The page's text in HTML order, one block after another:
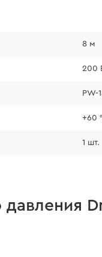
8 м
200
PW-
+60
1 шт.